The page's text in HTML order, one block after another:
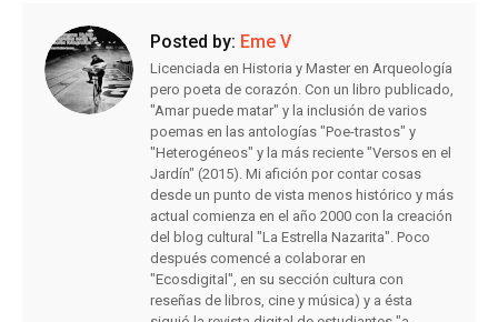
Posted by: Eme V
Licenciada en Historia y Master en Arqueología
pero poeta de corazón. Con un libro publicado,
"Amar puede matar" y la inclusión de varios
poemas en las antologías "Poe-trastos" y
"Heterogéneos" y la más reciente "Versos en el
Jardín" (2015). Mi afición por contar cosas
desde un punto de vista menos histórico y más
actual comienza en el año 2000 con la creación
del blog cultural "La Estrella Nazarita". Poco
después comencé a colaborar en
"Ecosdigital", en su sección cultura con
reseñas de libros, cine y música) y a ésta